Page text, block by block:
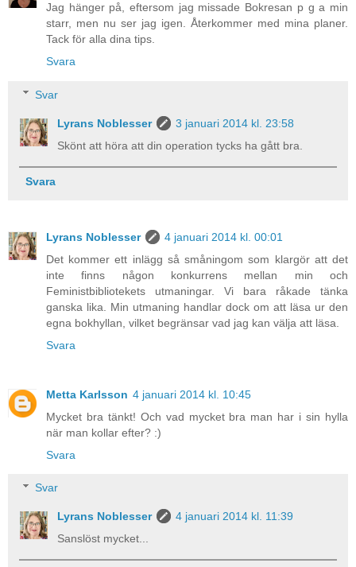
Jag hänger på, eftersom jag missade Bokresan p g a min
starr, men nu ser jag igen. Återkommer med mina planer.
Tack för alla dina tips.
Svara
Svar
Lyrans Noblesser
3 januari 2014 kl. 23:58
Skönt att höra att din operation tycks ha gått bra.
Svara
Lyrans Noblesser
4 januari 2014 kl. 00:01
Det kommer ett inlägg så småningom som klargör att det
inte finns någon konkurrens mellan min och
Feministbibliotekets utmaningar. Vi bara råkade tänka
ganska lika. Min utmaning handlar dock om att läsa ur den
egna bokhyllan, vilket begränsar vad jag kan välja att läsa.
Svara
Metta Karlsson 4 januari 2014 kl. 10:45
Mycket bra tänkt! Och vad mycket bra man har i sin hylla
när man kollar efter? :)
Svara
Svar
Lyrans Noblesser
4 januari 2014 kl. 11:39
Sanslöst mycket...